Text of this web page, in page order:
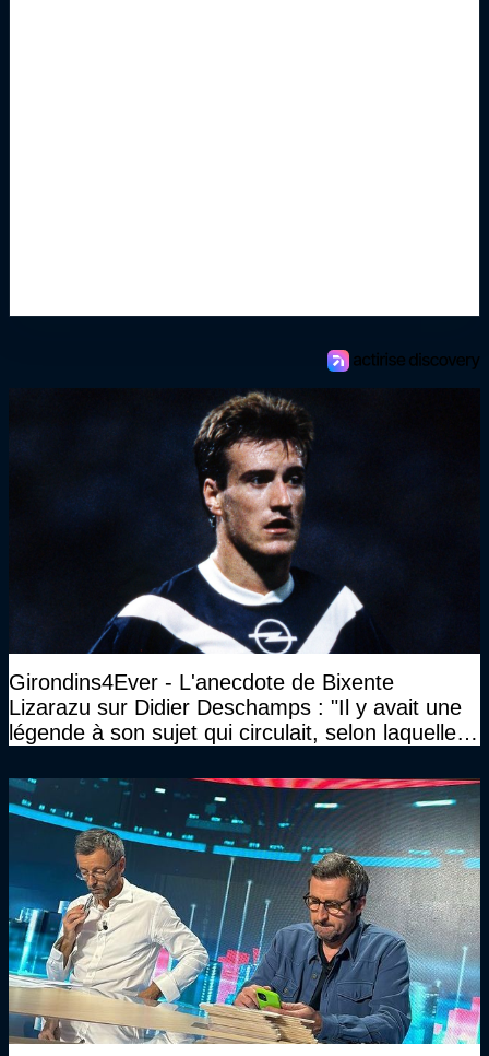
Girondins4Ever - L'anecdote de Bixente
Lizarazu sur Didier Deschamps : "Il y avait une
légende à son sujet qui circulait, selon laquelle il